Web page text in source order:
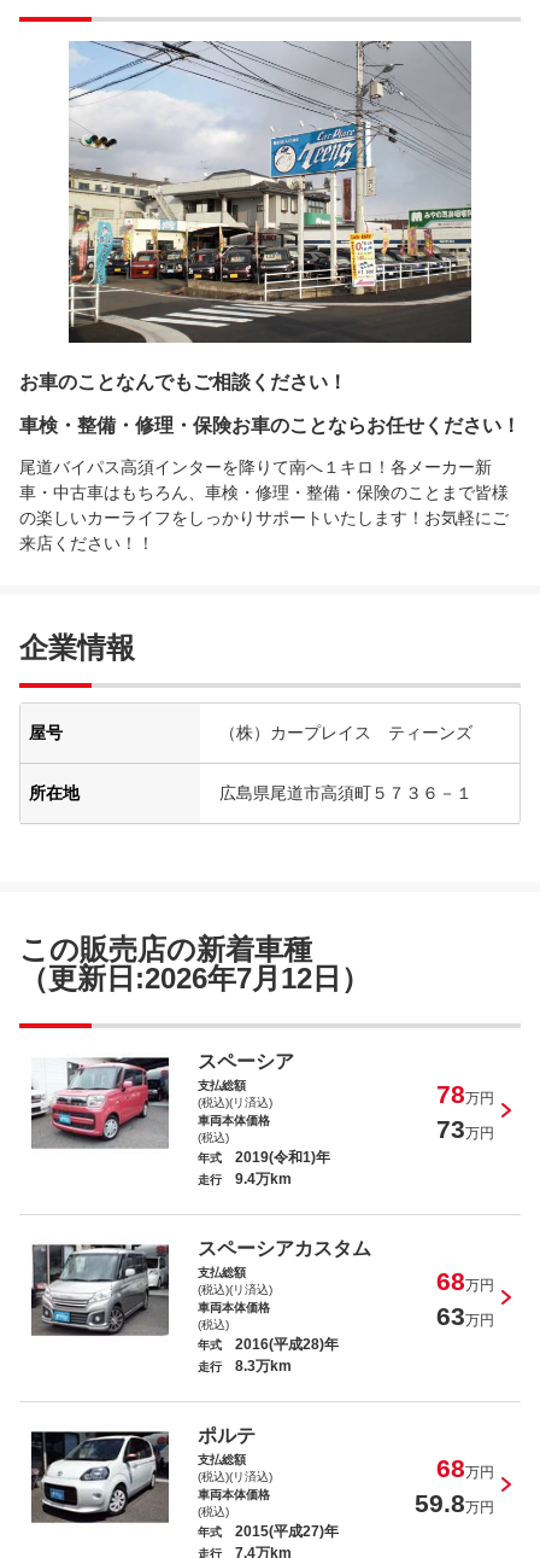
お車のことなんでもご相談ください！
車検・整備・修理・保険お車のことならお任せください！
尾道バイパス高須インターを降りて南へ１キロ！各メーカー新
車・中古車はもちろん、車検・修理・整備・保険のことまで皆様
の楽しいカーライフをしっかりサポートいたします！お気軽にご
来店ください！！
企業情報
屋号 （株）カープレイス ティーンズ
所在地 広島県尾道市高須町５７３６－１
この販売店の新着車種
（更新日:2026年7月12日）
スペーシア
支払総額
(税込)(リ済込)
78万円
車両本体価格
(税込)
73万円
年式 2019(令和1)年
走行 9.4万km
スペーシアカスタム
支払総額
(税込)(リ済込)
68万円
車両本体価格
(税込)
63万円
年式 2016(平成28)年
走行 8.3万km
ポルテ
支払総額
(税込)(リ済込)
68万円
車両本体価格
(税込)
59.8万円
年式 2015(平成27)年
走行 7.4万km